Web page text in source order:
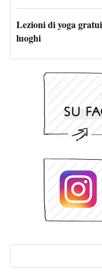
Lezioni di yoga
luoghi